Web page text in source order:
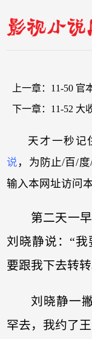
上一章： 11-50 官
下一章： 11-52 大
天才一秒记
说 ，为防止/百/
输入本网址访问
第二天一
刘晓静说：“
要跟我下去转
刘晓静一
罕去，我约了